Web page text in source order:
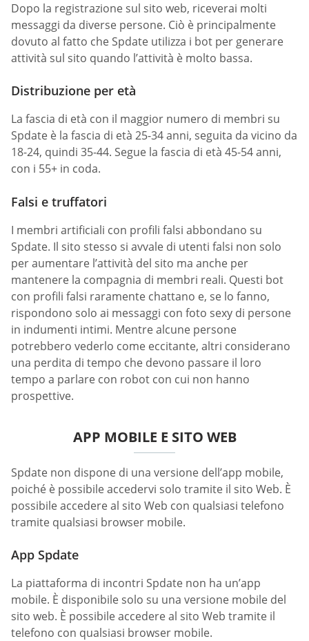
Dopo la registrazione sul sito web, riceverai molti
messaggi da diverse persone. Ciò è principalmente
dovuto al fatto che Spdate utilizza i bot per generare
attività sul sito quando l’attività è molto bassa.
Distribuzione per età
La fascia di età con il maggior numero di membri su
Spdate è la fascia di età 25-34 anni, seguita da vicino da
18-24, quindi 35-44. Segue la fascia di età 45-54 anni,
con i 55+ in coda.
Falsi e truffatori
I membri artificiali con profili falsi abbondano su
Spdate. Il sito stesso si avvale di utenti falsi non solo
per aumentare l’attività del sito ma anche per
mantenere la compagnia di membri reali. Questi bot
con profili falsi raramente chattano e, se lo fanno,
rispondono solo ai messaggi con foto sexy di persone
in indumenti intimi. Mentre alcune persone
potrebbero vederlo come eccitante, altri considerano
una perdita di tempo che devono passare il loro
tempo a parlare con robot con cui non hanno
prospettive.
APP MOBILE E SITO WEB
Spdate non dispone di una versione dell’app mobile,
poiché è possibile accedervi solo tramite il sito Web. È
possibile accedere al sito Web con qualsiasi telefono
tramite qualsiasi browser mobile.
App Spdate
La piattaforma di incontri Spdate non ha un’app
mobile. È disponibile solo su una versione mobile del
sito web. È possibile accedere al sito Web tramite il
telefono con qualsiasi browser mobile.